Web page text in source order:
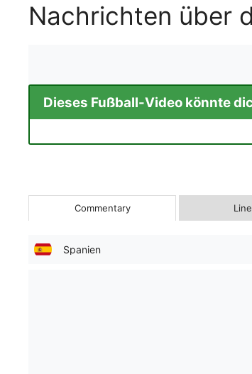
Nachrichten über
Dieses Fußball-Video könnte
Commentary
Spanien